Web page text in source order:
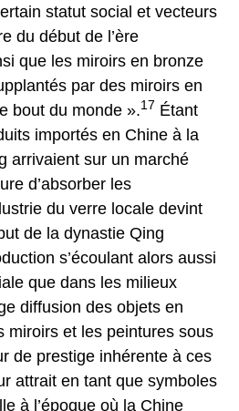
statut social et vecteurs
du début de l’ère
que les miroirs en bronze
par des miroirs en
bout du monde ».17 Étant
importés en Chine à la
arrivaient sur un marché
d’absorber les
du verre locale devint
de la dynastie Qing
s’écoulant alors aussi
que dans les milieux
diffusion des objets en
miroirs et les peintures sous
de prestige inhérente à ces
attrait en tant que symboles
à l’époque où la Chine